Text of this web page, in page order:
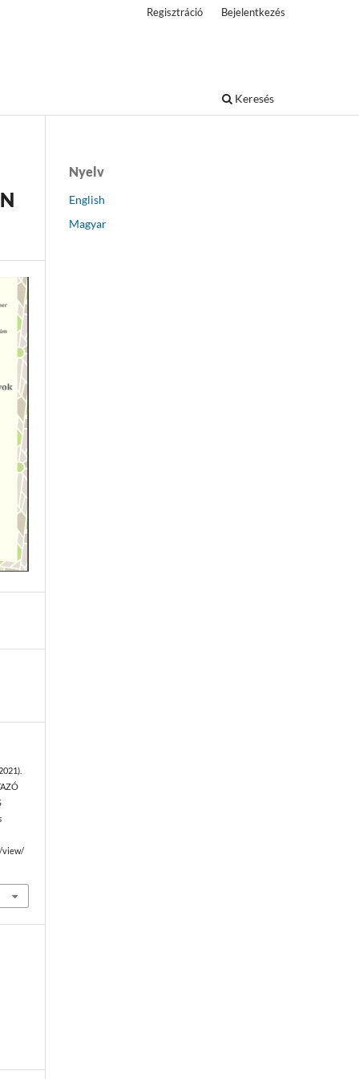
Keresés
Regisztráció Bejelentkezés
view/
Nyelv
English
Magyar